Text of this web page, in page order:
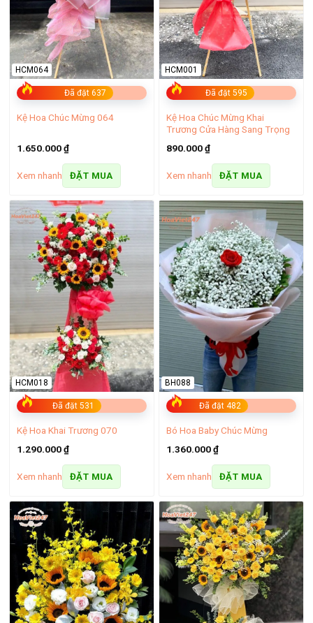
– Xem thêm:
Shop hoa tươi Long Biên – Hoa đẹp, giao nhanh miễn phí
Shop hoa tươi Hoàn Kiếm – Hoa đẹp, giao nhanh
Lẵng hoa hồng sang trọng
Đã đặt 637
HCM064
Kệ Hoa Chúc Mừng 064
1.650.000₫
Xem nhanh ĐẶT MUA
Đã đặt 595
HCM001
Kệ Hoa Chúc Mừng Khai
Trương Cửa Hàng Sang Trọng
890.000₫
Xem nhanh ĐẶT MUA
Đã đặt 531
HCM018
Kệ Hoa Khai Trương 070
1.290.000₫
Xem nhanh ĐẶT MUA
Đã đặt 482
BH088
Bó Hoa Baby Chúc Mừng
1.360.000₫
Xem nhanh ĐẶT MUA